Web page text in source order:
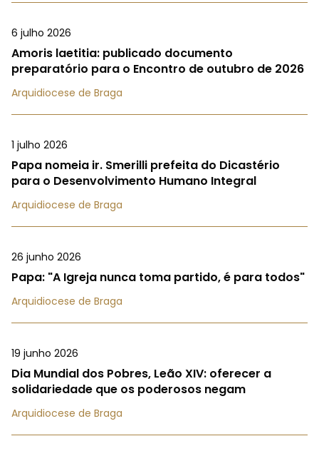
6 julho 2026
Amoris laetitia: publicado documento
preparatório para o Encontro de outubro de 2026
Arquidiocese de Braga
1 julho 2026
Papa nomeia ir. Smerilli prefeita do Dicastério
para o Desenvolvimento Humano Integral
Arquidiocese de Braga
26 junho 2026
Papa: "A Igreja nunca toma partido, é para todos"
Arquidiocese de Braga
19 junho 2026
Dia Mundial dos Pobres, Leão XIV: oferecer a
solidariedade que os poderosos negam
Arquidiocese de Braga